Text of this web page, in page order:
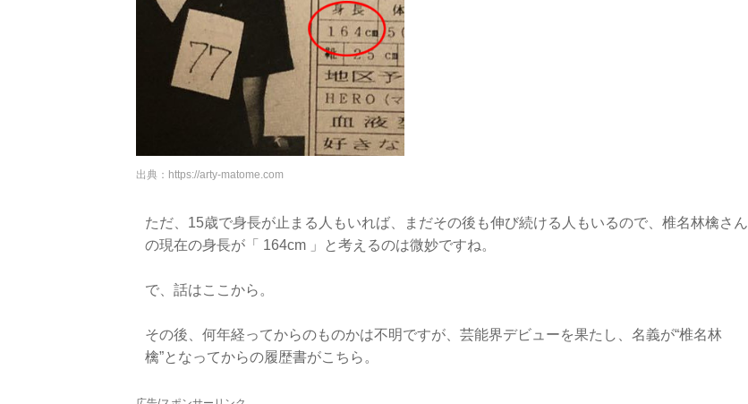
出典： https://arty-matome.com
ただ、15歳で身長が止まる人もいれば、まだその後も伸び続ける人もいるので、椎名林檎さん
の現在の身長が「 164cm 」と考えるのは微妙ですね。
で、話はここから。
その後、何年経ってからのものかは不明ですが、芸能界デビューを果たし、名義が“椎名林
檎”となってからの履歴書がこちら。